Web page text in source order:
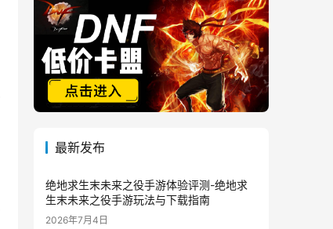
最新发布
绝地求生末未来之役手游体验评测-绝地求
生末未来之役手游玩法与下载指南
2026年7月4日